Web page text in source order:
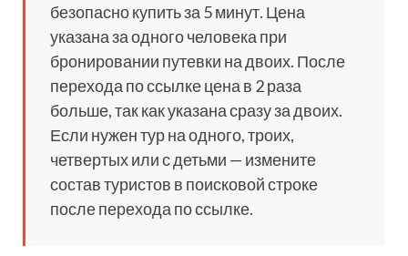
безопасно купить за 5 минут. Цена
указана за одного человека при
бронировании путевки на двоих. После
перехода по ссылке цена в 2 раза
больше, так как указана сразу за двоих.
Если нужен тур на одного, троих,
четвертых или с детьми — измените
состав туристов в поисковой строке
после перехода по ссылке.